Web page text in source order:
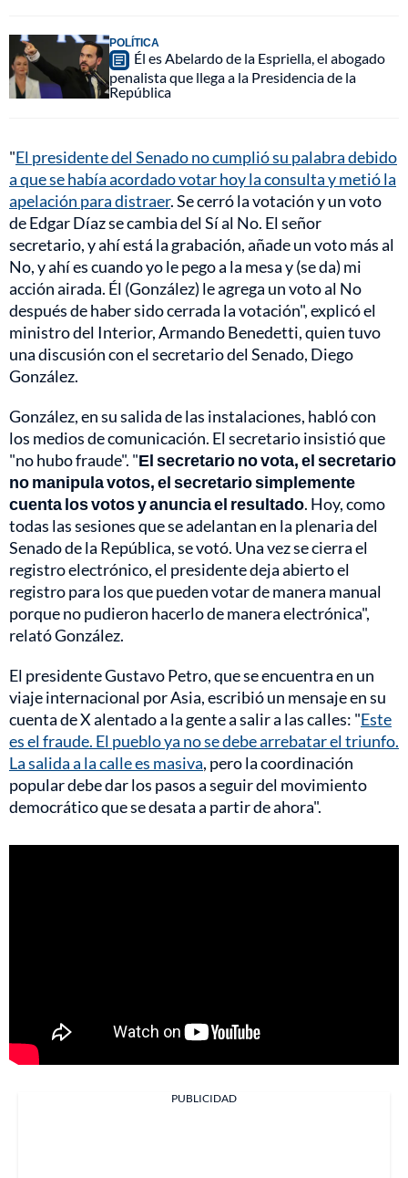
POLÍTICA
Él es Abelardo de la Espriella, el abogado
penalista que llega a la Presidencia de la
República
"El presidente del Senado no cumplió su palabra debido
a que se había acordado votar hoy la consulta y metió la
apelación para distraer. Se cerró la votación y un voto
de Edgar Díaz se cambia del Sí al No. El señor
secretario, y ahí está la grabación, añade un voto más al
No, y ahí es cuando yo le pego a la mesa y (se da) mi
acción airada. Él (González) le agrega un voto al No
después de haber sido cerrada la votación", explicó el
ministro del Interior, Armando Benedetti, quien tuvo
una discusión con el secretario del Senado, Diego
González.
González, en su salida de las instalaciones, habló con
los medios de comunicación. El secretario insistió que
"no hubo fraude". "El secretario no vota, el secretario
no manipula votos, el secretario simplemente
cuenta los votos y anuncia el resultado. Hoy, como
todas las sesiones que se adelantan en la plenaria del
Senado de la República, se votó. Una vez se cierra el
registro electrónico, el presidente deja abierto el
registro para los que pueden votar de manera manual
porque no pudieron hacerlo de manera electrónica",
relató González.
El presidente Gustavo Petro, que se encuentra en un
viaje internacional por Asia, escribió un mensaje en su
cuenta de X alentado a la gente a salir a las calles: "Este
es el fraude. El pueblo ya no se debe arrebatar el triunfo.
La salida a la calle es masiva, pero la coordinación
popular debe dar los pasos a seguir del movimiento
democrático que se desata a partir de ahora".
PUBLICIDAD